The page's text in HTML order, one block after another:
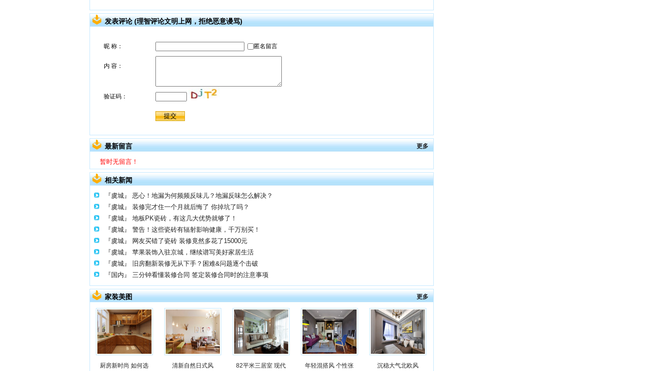
发表评论 (理智评论文明上网，拒绝恶意谩骂)
最新留言 更多
暂时无留言！
相关新闻
『虞城』
恶心！地漏为何频频反味儿？地漏反味怎么解决？
『虞城』
装修完才住一个月就后悔了 你掉坑了吗？
『虞城』
地板PK瓷砖，有这几大优势就够了！
『虞城』
警告！这些瓷砖有辐射影响健康，千万别买！
『虞城』
网友买错了瓷砖 装修竟然多花了15000元
『虞城』
苹果装饰入驻京城，继续谱写美好家居生活
『虞城』
旧房翻新装修无从下手？困难&问题逐个击破
『国内』
三分钟看懂装修合同 签定装修合同时的注意事项
家装美图 更多
厨房新时尚 如何选 清新自然日式风 82平米三居室 现代 年轻混搭风 个性张 沉稳大气北欧风